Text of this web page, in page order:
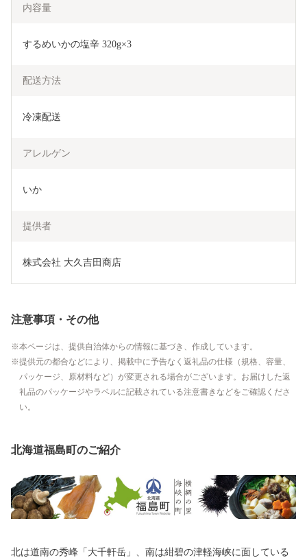
内容量
するめいかの塩辛 320g×3
配送方法
冷凍配送
アレルゲン
いか
提供者
株式会社 大久吉田商店
注意事項・その他
本ページは、提供自治体からの情報に基づき、作成しています。
提供元の都合などにより、掲載中に予告なく返礼品の仕様（規格、容量、
パッケージ、原材料など）が変更される場合がございます。お届けした返
礼品のパッケージやラベルに記載されている注意書きなどをご確認くださ
い。
北海道福島町のご紹介
北は道南の秀峰「大千軒岳」、南は紺碧の津軽海峡に面している